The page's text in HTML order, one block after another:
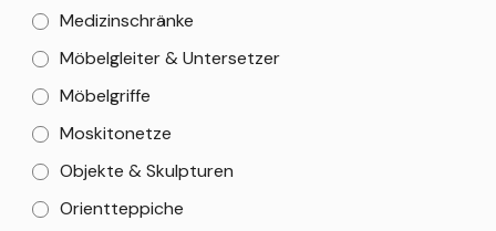
Medizinschränke
Möbelgleiter & Untersetzer
Möbelgriffe
Moskitonetze
Objekte & Skulpturen
Orientteppiche